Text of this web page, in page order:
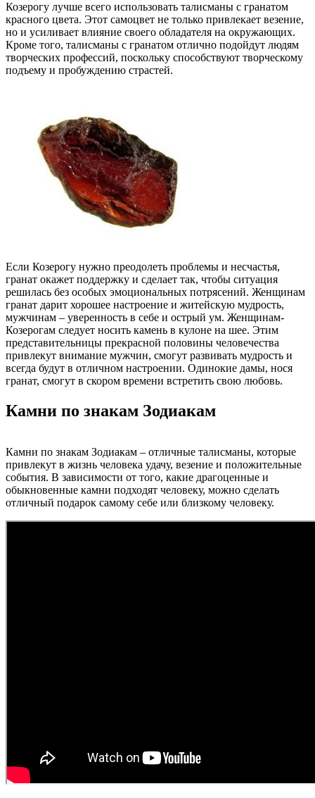
Козерогу лучше всего использовать талисманы с гранатом
красного цвета. Этот самоцвет не только привлекает везение,
но и усиливает влияние своего обладателя на окружающих.
Кроме того, талисманы с гранатом отлично подойдут людям
творческих профессий, поскольку способствуют творческому
подъему и пробуждению страстей.
Если Козерогу нужно преодолеть проблемы и несчастья,
гранат окажет поддержку и сделает так, чтобы ситуация
решилась без особых эмоциональных потрясений. Женщинам
гранат дарит хорошее настроение и житейскую мудрость,
мужчинам – уверенность в себе и острый ум. Женщинам-
Козерогам следует носить камень в кулоне на шее. Этим
представительницы прекрасной половины человечества
привлекут внимание мужчин, смогут развивать мудрость и
всегда будут в отличном настроении. Одинокие дамы, нося
гранат, смогут в скором времени встретить свою любовь.
Камни по знакам Зодиакам
Камни по знакам Зодиакам – отличные талисманы, которые
привлекут в жизнь человека удачу, везение и положительные
события. В зависимости от того, какие драгоценные и
обыкновенные камни подходят человеку, можно сделать
отличный подарок самому себе или близкому человеку.